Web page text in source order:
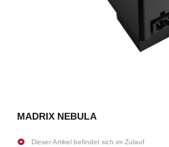
MADRIX NEBULA
Dieser Artikel befindet sich im Zulauf